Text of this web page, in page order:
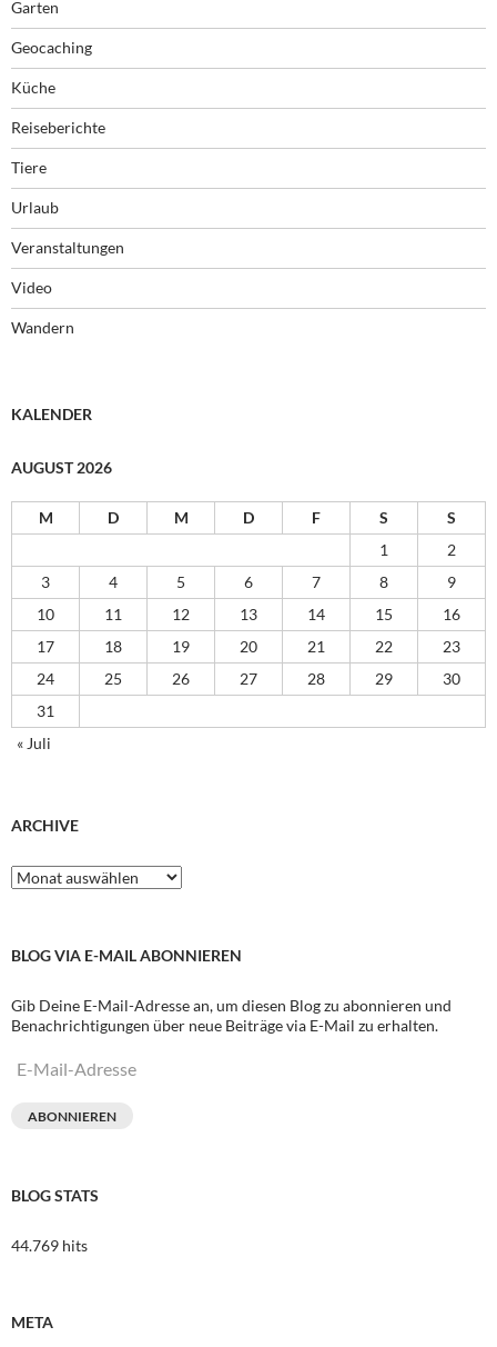
Garten
Geocaching
Küche
Reiseberichte
Tiere
Urlaub
Veranstaltungen
Video
Wandern
KALENDER
AUGUST 2026
M D M D F S
S
1
2
3
4 5 6 7 8
9
10
11 12 13 14 15
16
17
18 19 20 21 22
23
24
25 26 27 28 29
30
31
« Juli
ARCHIVE
Archive
BLOG VIA E-MAIL ABONNIEREN
Gib Deine E-Mail-Adresse an, um diesen Blog zu abonnieren und
Benachrichtigungen über neue Beiträge via E-Mail zu erhalten.
E-
ABONNIEREN
BLOG STATS
44.769 hits
META